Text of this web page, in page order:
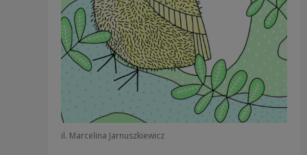
il. Marcelina Jarnuszkiewicz